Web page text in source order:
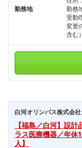
こちら
勤務地
勤務
受動
変更
含む）
白河オリンパス株式会社
【福島／白河】設
ラス医療機器／年休
人】